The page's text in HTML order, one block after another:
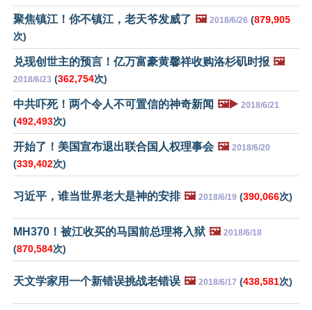
聚焦镇江！你不镇江，老天爷发威了 🖼️ 2018/6/26 (879,905
次)
兑现创世主的预言！亿万富豪黄馨祥收购洛杉矶时报 🖼️
2018/6/23 (362,754次)
中共吓死！两个令人不可置信的神奇新闻 🖼️▶️ 2018/6/21
(492,493次)
开始了！美国宣布退出联合国人权理事会 🖼️ 2018/6/20
(339,402次)
习近平，谁当世界老大是神的安排 🖼️ 2018/6/19 (390,066次)
MH370！被江收买的马国前总理将入狱 🖼️ 2018/6/18
(870,584次)
天文学家用一个新错误挑战老错误 🖼️ 2018/6/17 (438,581次)